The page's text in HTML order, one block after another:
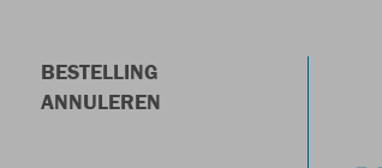
BESTELLING
ANNULEREN